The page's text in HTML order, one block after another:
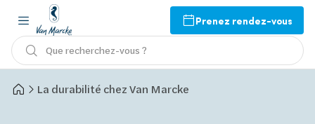
Prenez rendez-vous
Que recherchez-vous ?
La durabilité chez Van Marcke